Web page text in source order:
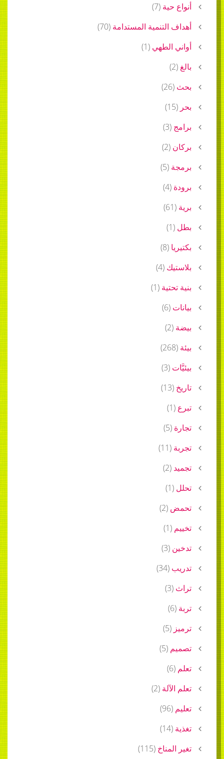
أنواع حية (
7
)
أهداف التنمية المستدامة (
70
)
أواني الطهي (
1
)
بالغ (
2
)
بحث (
26
)
بحر (
15
)
برامج (
3
)
بركان (
2
)
برمجة (
5
)
برودة (
4
)
برية (
61
)
بطل (
1
)
بكتيريا (
8
)
بلاستيك (
4
)
بنية تحتية (
1
)
بيانات (
6
)
بيضة (
2
)
بيئة (
268
)
بيئيَّات (
3
)
تاريخ (
13
)
تبرع (
1
)
تجارة (
5
)
تجربة (
11
)
تجميد (
2
)
تحلل (
1
)
تحمض (
2
)
تخييم (
1
)
تدخين (
3
)
تدريب (
34
)
تراث (
3
)
تربة (
6
)
ترميز (
5
)
تصميم (
5
)
تعلم (
6
)
تعلم الآلة (
2
)
تعليم (
96
)
تغذية (
14
)
تغير المناخ (
115
)